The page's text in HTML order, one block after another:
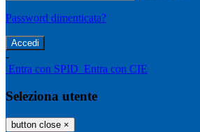
Password dimenticata?
-
Entra con SPID Entra con CIE
Seleziona utente
button close ×